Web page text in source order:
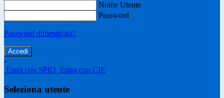
Nome Utente
Password
Password dimenticata?
-
Entra con SPID Entra con CIE
Seleziona utente